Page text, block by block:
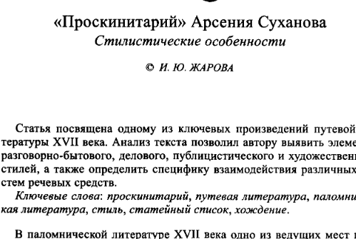
«Проскинитарий»  Арсения  Суханова
Стилистические  особенности
И. Ю. ЖАРОВА
Статья посвящена одному из  ключевых произведений путевой
тературы  XVII  века.  Анализ  текста  позволил  автору  выявить
разговорно-бытового,  делового,  публицистического  и
стилей,  а  также  определить  специфику  взаимодействия
стем  речевых  средств.
Ключевые
слова: проскинитарий, путевая литература,
кая  литература,
стиль, статейный список, хождение.
В  паломнической  литературе  XVII  века  одно  из  ведущих  мест